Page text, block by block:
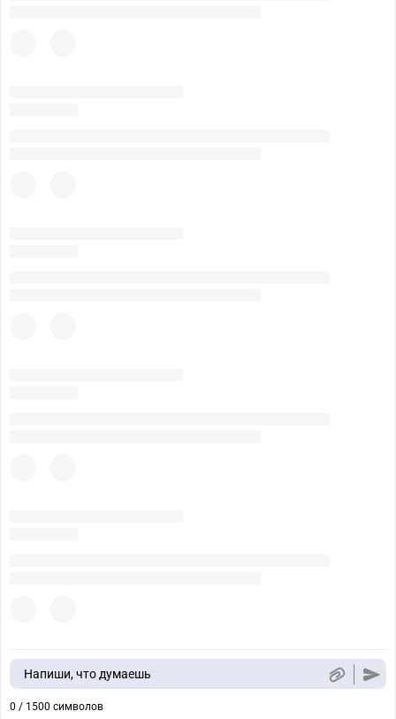
Напиши, что думаешь
0 / 1500 символов